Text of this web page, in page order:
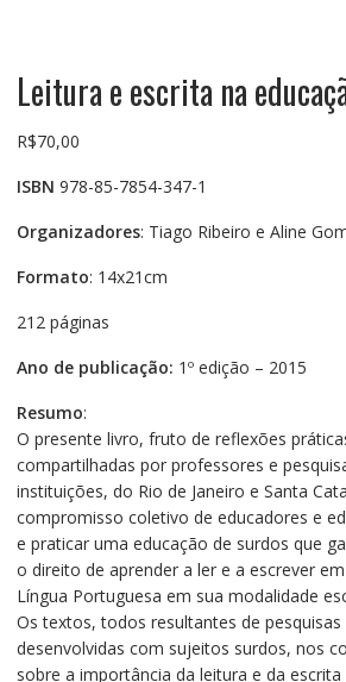
Leitura e escrita na
R$70,00
ISBN 978-85-7854-347-1
Organizadores: Tiago Ribeiro e Aline
Formato: 14x21cm
212 páginas
Ano de publicação: 1º edição – 2015
Resumo:
O presente livro, fruto de reflexões
compartilhadas por professores e
instituições, do Rio de Janeiro e Santa
compromisso coletivo de educadores e
e praticar uma educação de surdos que
o direito de aprender a ler e a escrever
Língua Portuguesa em sua modalidade
Os textos, todos resultantes de pesquisas
desenvolvidas com sujeitos surdos, nos
sobre a importância da leitura e da